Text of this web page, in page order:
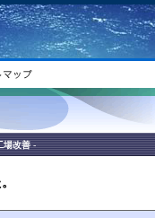
場改善 -